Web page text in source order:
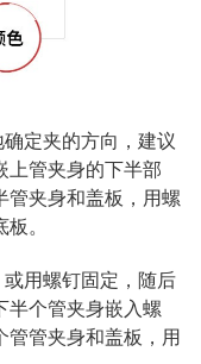
定夹的方向，建议
上管夹身的下半部
管夹身和盖板，用螺
。
用螺钉固定，随后
半个管夹身嵌入螺
管管夹身和盖板，用